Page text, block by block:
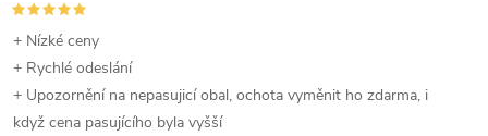
+ Nízké ceny
+ Rychlé odeslání
+ Upozornění na nepasujicí obal, ochota vyměnit ho zdarma, i
když cena pasujícího byla vyšší